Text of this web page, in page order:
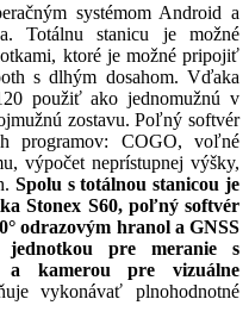
systémom Android a
Totálnu stanicu je možné
ktoré je možné pripojiť
s dlhým dosahom. Vďaka
použiť ako jednomužnú v
zostavu. Poľný softvér
programov: COGO, voľné
výpočet neprístupnej výšky,
Spolu s totálnou stanicou je
Stonex S60, poľný softvér
odrazovým hranol a GNSS
pre meranie s
a kamerou pre vizuálne
vykonávať plnohodnotné